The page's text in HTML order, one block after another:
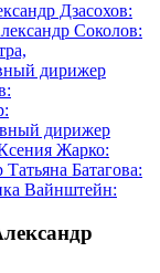
Дзасохов:
Соколов:
дирижер
дирижер
Жарко:
Батагова:
Вайнштейн: